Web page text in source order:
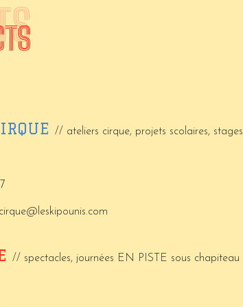
// ateliers cirque, projets scolaires, stages
// spectacles, journées EN PISTE sous chapiteau